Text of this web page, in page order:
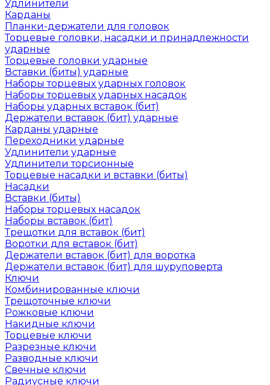
Удлинители
Карданы
Планки-держатели для головок
Торцевые головки, насадки и принадлежности
ударные
Торцевые головки ударные
Вставки (биты) ударные
Наборы торцевых ударных головок
Наборы торцевых ударных насадок
Наборы ударных вставок (бит)
Держатели вставок (бит) ударные
Карданы ударные
Переходники ударные
Удлинители ударные
Удлинители торсионные
Торцевые насадки и вставки (биты)
Насадки
Вставки (биты)
Наборы торцевых насадок
Наборы вставок (бит)
Трещотки для вставок (бит)
Воротки для вставок (бит)
Держатели вставок (бит) для воротка
Держатели вставок (бит) для шуруповерта
Ключи
Комбинированные ключи
Трещоточные ключи
Рожковые ключи
Накидные ключи
Торцевые ключи
Разрезные ключи
Разводные ключи
Свечные ключи
Радиусные ключи